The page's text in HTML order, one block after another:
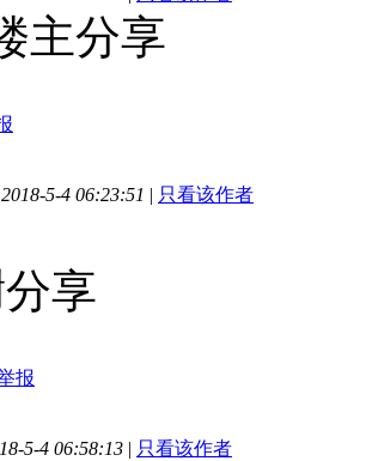
主分享
5-4 06:23:51 | 只看该作者
享
报
5-4 06:58:13 | 只看该作者